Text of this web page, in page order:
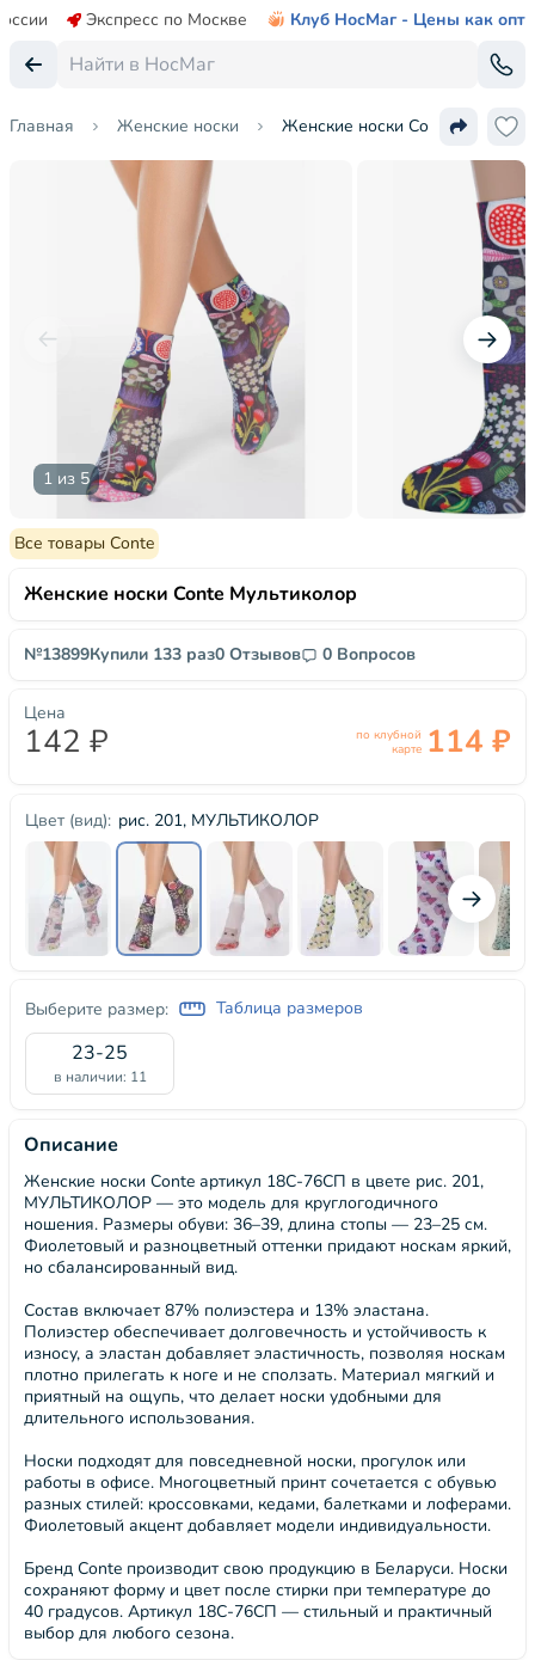
Экспресс по Москве Клуб НосМаг - Цены как опт
Главная Женские носки Женские носки Conte
1 из 5
Все товары Conte
Женские носки Conte Мультиколор
№13899Купили 133 раз0 Отзывов 0 Вопросов
Цвет (вид): рис. 201, МУЛЬТИКОЛОР
Выберите размер: Таблица размеров
23-25
в наличии: 11
Цена
142 ₽
по клубной
карте 114 ₽
Описание
Женские носки Conte артикул 18С-76СП в цвете рис. 201,
МУЛЬТИКОЛОР — это модель для круглогодичного
ношения. Размеры обуви: 36–39, длина стопы — 23–25 см.
Фиолетовый и разноцветный оттенки придают носкам яркий,
но сбалансированный вид.
Состав включает 87% полиэстера и 13% эластана.
Полиэстер обеспечивает долговечность и устойчивость к
износу, а эластан добавляет эластичность, позволяя носкам
плотно прилегать к ноге и не сползать. Материал мягкий и
приятный на ощупь, что делает носки удобными для
длительного использования.
Носки подходят для повседневной носки, прогулок или
работы в офисе. Многоцветный принт сочетается с обувью
разных стилей: кроссовками, кедами, балетками и лоферами.
Фиолетовый акцент добавляет модели индивидуальности.
Бренд Conte производит свою продукцию в Беларуси. Носки
сохраняют форму и цвет после стирки при температуре до
40 градусов. Артикул 18С-76СП — стильный и практичный
выбор для любого сезона.